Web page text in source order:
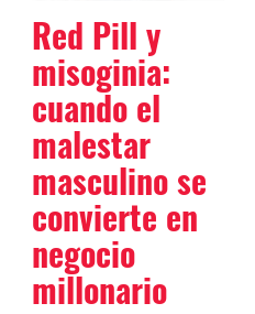
Red Pill y
misoginia:
cuando el
malestar
masculino se
convierte en
negocio
millonario